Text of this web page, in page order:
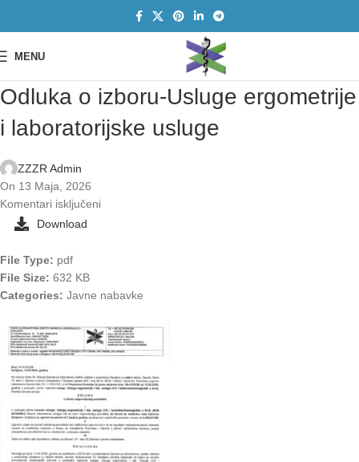
MENU
Odluka o izboru-Usluge ergometrije
i laboratorijske usluge
ZZZR Admin
On 13 Maja, 2026
Komentari isključeni
Download
File Type: pdf
File Size: 632 KB
Categories: Javne nabavke